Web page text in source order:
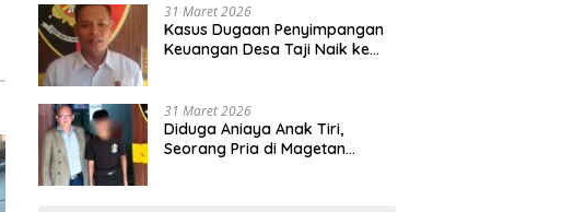
31 Maret 2026
Kasus Dugaan Penyimpangan
Keuangan Desa Taji Naik ke
31 Maret 2026
Diduga Aniaya Anak Tiri,
Seorang Pria di Magetan